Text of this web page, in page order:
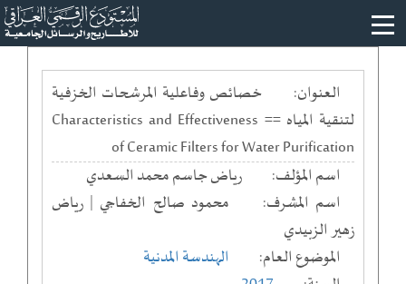
العنوان:
خصائص وفاعلية المرشحات الخزفية
لتنقية المياه == Characteristics and Effectiveness
of Ceramic Filters for Water Purification
اسم المؤلف:
رياض جاسم محمد السعدي
اسم المشرف:
محمود صالح الخفاجي | رياض
زهير الزبيدي
الموضوع العام:
الهندسة المدنية